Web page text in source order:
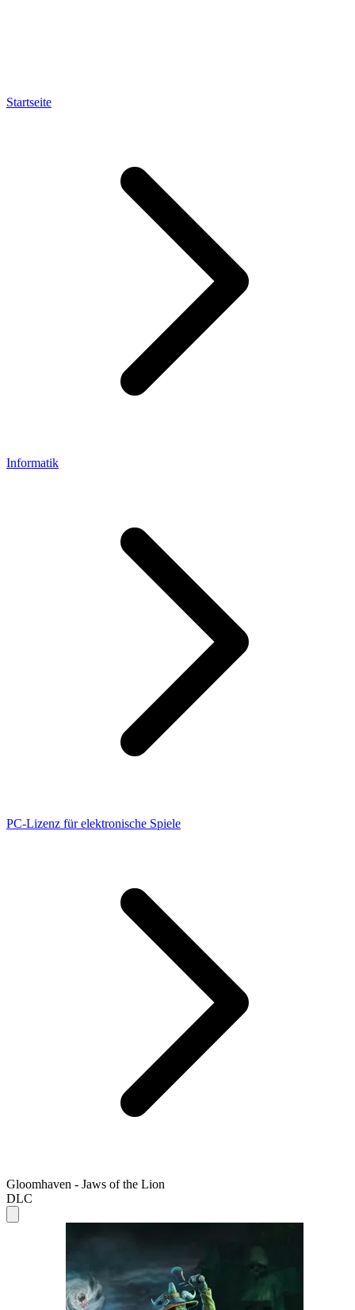
Startseite
Informatik
PC-Lizenz für elektronische Spiele
Gloomhaven - Jaws of the Lion
DLC